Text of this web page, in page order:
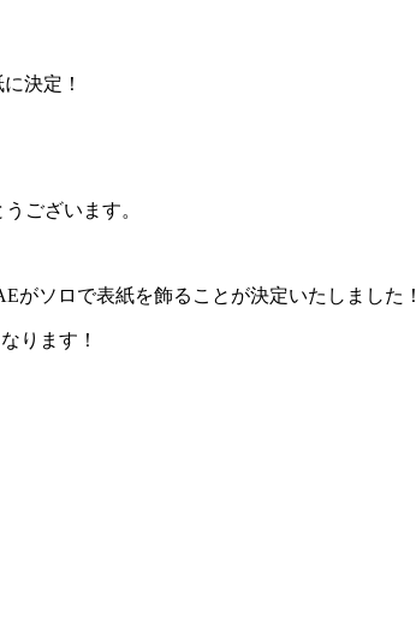
決定！
ございます。
がソロで表紙を飾ることが決定いたしました！
ります！